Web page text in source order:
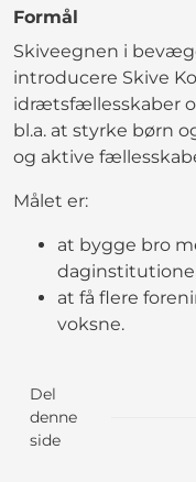
Formål
Skiveegnen i
introducere Skive
idrætsfællesskaber
bl.a. at styrke børn
og aktive
Målet er:
at bygge bro
at få flere
voksne.
Del
denne
side